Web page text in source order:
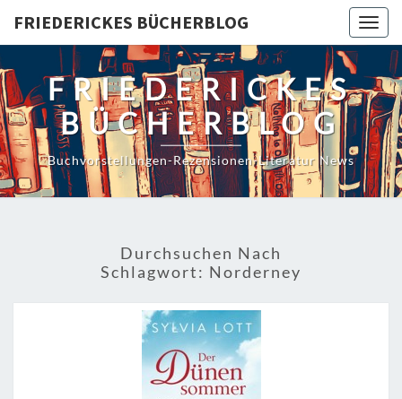
content
FRIEDERICKES BÜCHERBLOG
FRIEDERICKES
BÜCHERBLOG
Buchvorstellungen-Rezensionen-Literatur News
Durchsuchen Nach
Schlagwort: Norderney